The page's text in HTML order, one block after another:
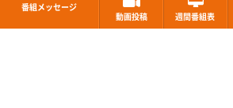
番組メッセージ
動画投稿
週間番組表